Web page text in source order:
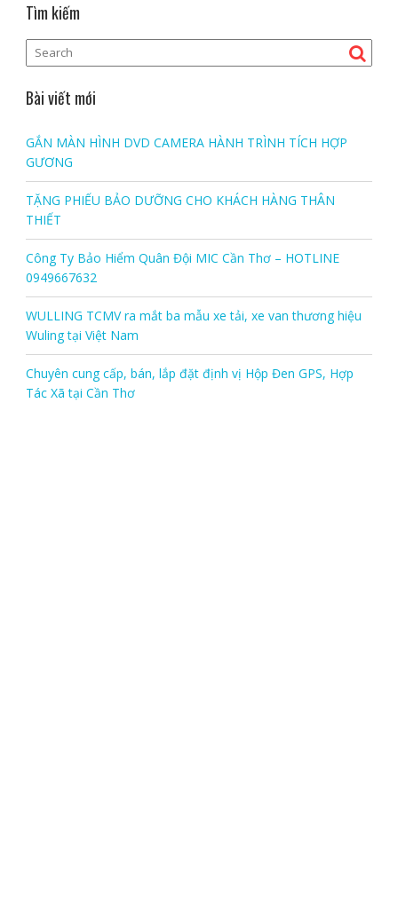
Tìm kiếm
Bài viết mới
GẮN MÀN HÌNH DVD CAMERA HÀNH TRÌNH TÍCH HỢP
GƯƠNG
TẶNG PHIẾU BẢO DƯỠNG CHO KHÁCH HÀNG THÂN
THIẾT
Công Ty Bảo Hiểm Quân Đội MIC Cần Thơ – HOTLINE
0949667632
WULLING TCMV ra mắt ba mẫu xe tải, xe van thương hiệu
Wuling tại Việt Nam
Chuyên cung cấp, bán, lắp đặt định vị Hộp Đen GPS, Hợp
Tác Xã tại Cần Thơ